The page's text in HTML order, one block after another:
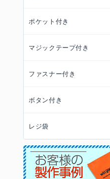
ポケット付き
マジックテープ付き
ファスナー付き
ボタン付き
レジ袋